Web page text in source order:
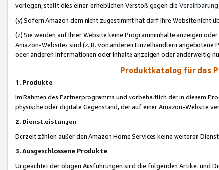
vorlegen, stellt dies einen erheblichen Verstoß gegen die Vereinbarung
(y) Sofern Amazon dem nicht zugestimmt hat darf Ihre Website nicht
(z) Sie werden auf Ihrer Website keine Programminhalte anzeigen
Amazon-Websites sind (z. B. von anderen Einzelhändlern
oder anderen Informationen oder Inhalte anzeigen oder anderweitig
Produktkatalog für das
1. Produkte
Im Rahmen des Partnerprogramms und vorbehaltlich der in diesem
physische oder digitale Gegenstand, der auf einer Amazon-Website
2. Dienstleistungen
Derzeit zählen außer den Amazon Home Services keine weiteren
3. Ausgeschlossene Produkte
Ungeachtet der obigen Ausführungen sind die folgenden Artikel und